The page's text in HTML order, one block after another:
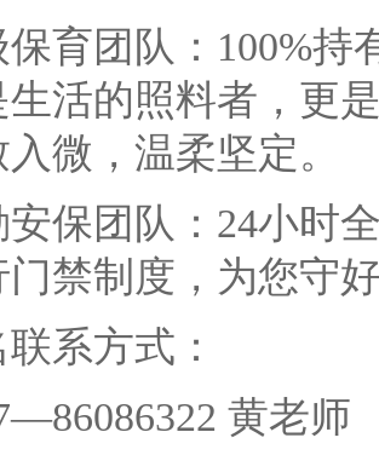
团队：100%持
活的照料者，更
微，温柔坚定。
团队：24小时全
门禁制度，为您守
方式：
黄老师